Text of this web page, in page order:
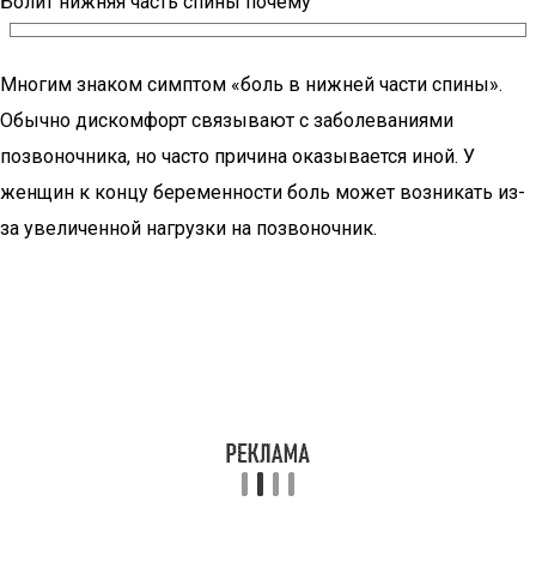
Многим знаком симптом «боль в нижней части спины».
Обычно дискомфорт связывают с заболеваниями
позвоночника, но часто причина оказывается иной. У
женщин к концу беременности боль может возникать из-
за увеличенной нагрузки на позвоночник.